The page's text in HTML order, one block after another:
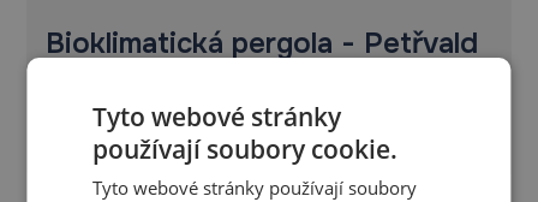
Bioklimatická pergola - Petřvald
Bioklimatická pergola Placeo 6,1×4,5 m s přípravou
pro Winterpacket
Tyto webové stránky
používají soubory cookie.
Tyto webové stránky používají soubory